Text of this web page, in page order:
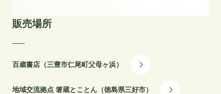
販売場所
百歳書店（三豊市仁尾町父母ヶ浜）
地域交流拠点 箸蔵とことん（徳島県三好市）